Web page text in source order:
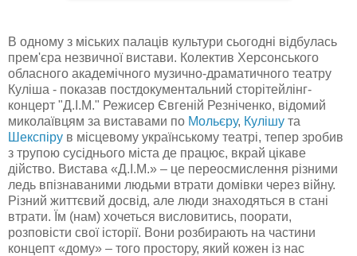
В одному з міських палаців культури сьогодні відбулась
прем'єра незвичної вистави. Колектив Херсонського
обласного академічного музично-драматичного театру
Куліша - показав постдокументальний сторітейлінг-
концерт "Д.І.М." Режисер Євгеній Резніченко, відомий
миколаївцям за виставами по Мольєру, Кулішу та
Шекспіру в місцевому українському театрі, тепер зробив
з трупою сусіднього міста де працює, вкрай цікаве
дійство. Вистава «Д.І.М.» – це переосмислення різними
ледь впізнаваними людьми втрати домівки через війну.
Різний життєвий досвід, але люди знаходяться в стані
втрати. Їм (нам) хочеться висловитись, поорати,
розповісти свої історії. Вони розбирають на частини
концепт «дому» – того простору, який кожен із нас